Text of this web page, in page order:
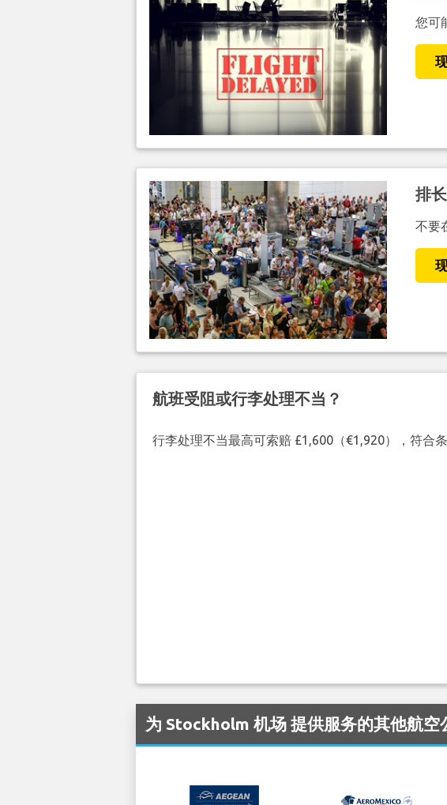
您可
排
不要
航班受阻或行李处理不当？
行李处理不当最高可索赔 £1,600（€1,920），符合
为 Stockholm 机场 提供服务的其他航空